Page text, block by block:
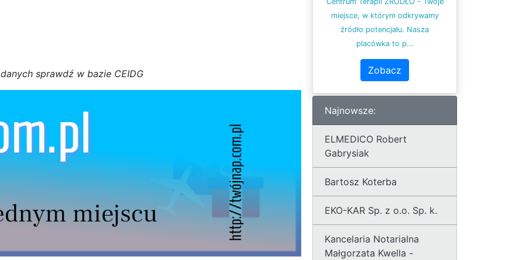
danych sprawdź w bazie CEIDG
miejsce, w którym odkrywamy
źródło potencjału. Nasza
placówka to p...
Zobacz
Najnowsze:
ELMEDICO Robert
Gabrysiak
Bartosz Koterba
EKO-KAR Sp. z o.o. Sp. k.
Kancelaria Notarialna
Małgorzata Kwella -